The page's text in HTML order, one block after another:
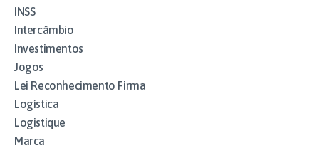
INSS
Intercâmbio
Investimentos
Jogos
Lei Reconhecimento Firma
Logística
Logistique
Marca